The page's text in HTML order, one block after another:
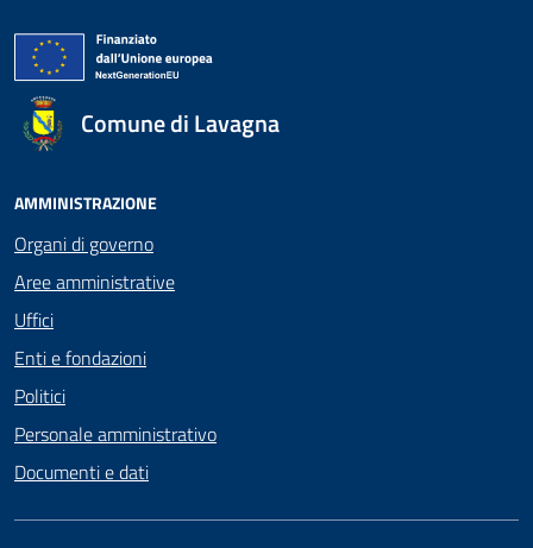
Comune di Lavagna
AMMINISTRAZIONE
Organi di governo
Aree amministrative
Uffici
Enti e fondazioni
Politici
Personale amministrativo
Documenti e dati